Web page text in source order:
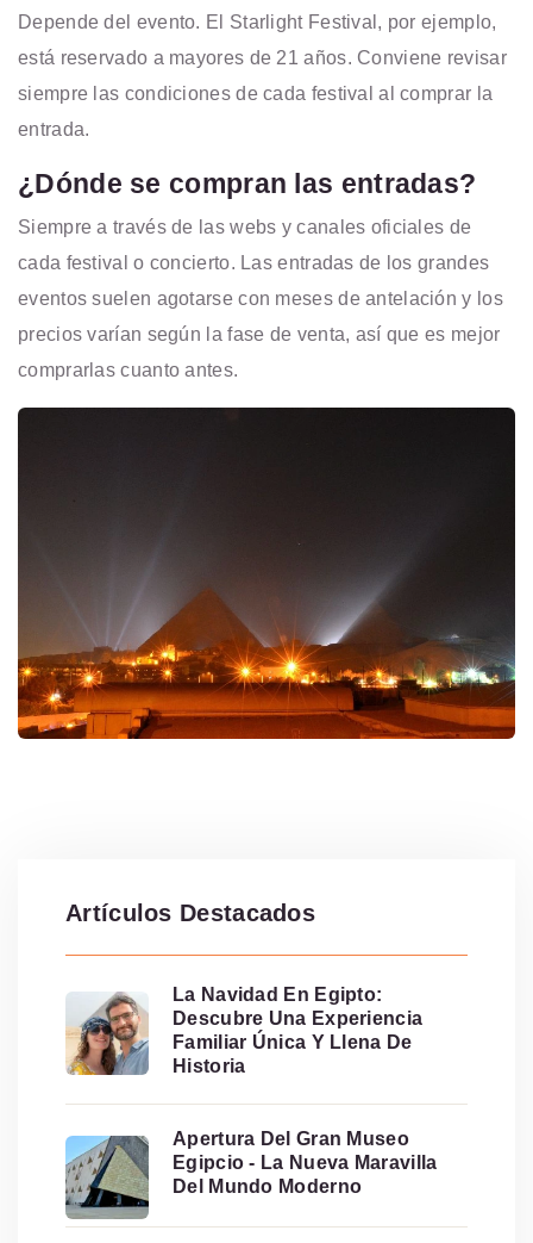
Depende del evento. El Starlight Festival, por ejemplo,
está reservado a mayores de 21 años. Conviene revisar
siempre las condiciones de cada festival al comprar la
entrada.
¿Dónde se compran las entradas?
Siempre a través de las webs y canales oficiales de
cada festival o concierto. Las entradas de los grandes
eventos suelen agotarse con meses de antelación y los
precios varían según la fase de venta, así que es mejor
comprarlas cuanto antes.
Artículos Destacados
La Navidad En Egipto:
Descubre Una Experiencia
Familiar Única Y Llena De
Historia
Apertura Del Gran Museo
Egipcio - La Nueva Maravilla
Del Mundo Moderno